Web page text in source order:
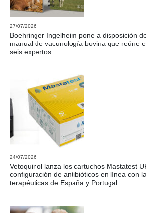
27/07/2026
Boehringer Ingelheim pone a disposición
manual de vacunología bovina que reúne
seis expertos
24/07/2026
Vetoquinol lanza los cartuchos Mastatest
configuración de antibióticos en línea con
terapéuticas de España y Portugal